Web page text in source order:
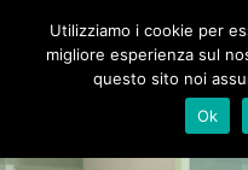
MPS Srl
Utilizziamo i cookie per
migliore esperienza sul
questo sito noi
Ok